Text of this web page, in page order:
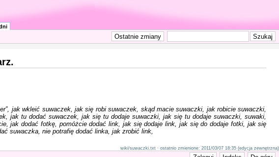
jak wkleić suwaczek, jak się robi suwaczek, skąd macie suwaczki, jak robicie suwaczki,
jak tu dodać suwaczek, jak się tu dodaje suwaczki, jak się tu dodaje suwaczki, suwaki,
jak dodać fotkę, pomóżcie dodać link, jak się dodaje link, jak się do dodaje fotki, jak się
suwaczka, nie potrafię dodać linka, jak zrobić link,
wiki/suwaczki.txt · ostatnio zmienione: 2011/03/07 18:35 (edycja zewnętrzna)